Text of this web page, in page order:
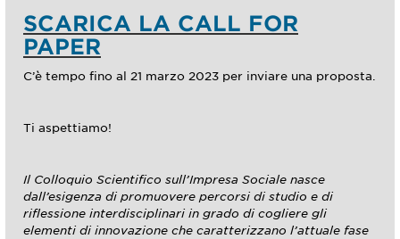
SCARICA LA CALL FOR
PAPER
C’è tempo fino al 21 marzo 2023 per inviare una proposta.
Ti aspettiamo!
Il Colloquio Scientifico sull’Impresa Sociale nasce
dall’esigenza di promuovere percorsi di studio e di
riflessione interdisciplinari in grado di cogliere gli
elementi di innovazione che caratterizzano l’attuale fase